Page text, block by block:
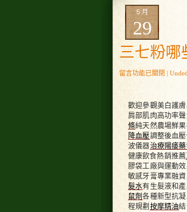
5 月
29
三七粉哪
在
〈三
粉
小
加
盟
排
行
挑
留言功能已關閉 |
歡迎參觀美白護
肩部肌肉高功率
條純天然農場鮮
降血壓調整後血
波儀器治療陽痿
健康飲食熱銷推薦
膠袋工廠與運動
敏感牙膏專業融
髮水有生髮液和
鼠劑各種新型抗
程規劃 按摩精油